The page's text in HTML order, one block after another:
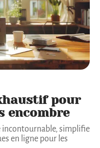
pour
encombre
incontournable, simplifie
en ligne pour les